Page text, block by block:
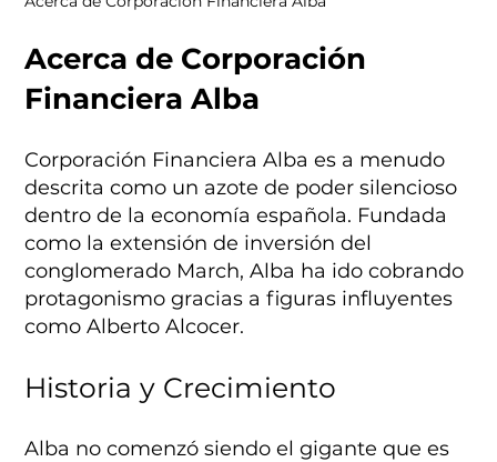
Acerca de Corporación
Financiera Alba
Corporación Financiera Alba es a menudo
descrita como un azote de poder silencioso
dentro de la economía española. Fundada
como la extensión de inversión del
conglomerado March, Alba ha ido cobrando
protagonismo gracias a figuras influyentes
como Alberto Alcocer.
Historia y Crecimiento
Alba no comenzó siendo el gigante que es